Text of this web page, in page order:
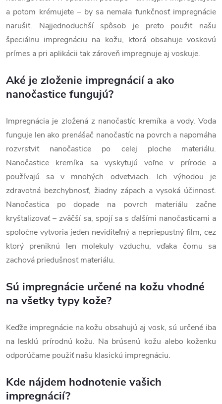
a potom krémujete – by sa nemala funkčnosť impregnácie
narušiť. Najjednoduchší spôsob je preto použiť našu
špeciálnu impregnáciu na kožu, ktorá obsahuje voskovú
prímes a pri aplikácii tak zároveň impregnuje aj voskuje.
Aké je zloženie impregnácií a ako
nanočastice fungujú?
Impregnácia je zložená z nanočastíc kremíka a vody. Voda
funguje len ako prenášač nanočastíc na povrch a napomáha
rozvrstviť nanočastice po celej ploche materiálu.
Nanočastice kremíka sa vyskytujú voľne v prírode a
používajú sa v mnohých odvetviach. Ich výhodou je
zdravotná bezchybnosť, žiadny zápach a vysoká účinnosť.
Nanočastica po dopade na povrch materiálu začne
kryštalizovať – zväčší sa, spojí sa s ďalšími nanočasticami a
spoločne vytvoria jeden neviditeľný a nepriepustný film, cez
ktorý preniknú len molekuly vzduchu, vďaka čomu sa
zachová priedušnosť materiálu.
Sú impregnácie určené na kožu vhodné
na všetky typy kože?
Keďže impregnácie na kožu obsahujú aj vosk, sú určené iba
na lesklú prírodnú kožu. Na brúsenú kožu alebo koženku
odporúčame použiť našu klasickú impregnáciu.
Kde nájdem hodnotenie vašich
impregnácií?